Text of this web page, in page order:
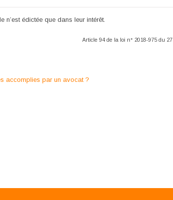
n’est édictée que dans leur intérêt.
Article 94 de la loi n° 2018-975 du
accomplies par un avocat ?